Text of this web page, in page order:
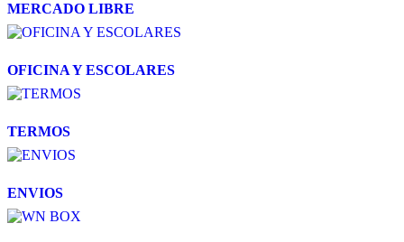
MERCADO LIBRE
OFICINA Y ESCOLARES
TERMOS
ENVIOS